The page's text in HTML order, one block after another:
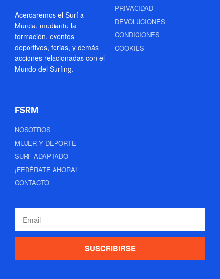
Acercaremos el Surf a
Murcia, mediante la
formación, eventos
deportivos, ferias, y demás
acciones relacionadas con el
Mundo del Surfing.
PRIVACIDAD
DEVOLUCIONES
CONDICIONES
COOKIES
FSRM
NOSOTROS
MUJER Y DEPORTE
SURF ADAPTADO
¡FEDÉRATE AHORA!
CONTACTO
SUSCRIBIRSE